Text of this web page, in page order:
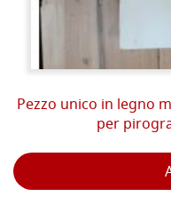
Pezzo unico in legno
per